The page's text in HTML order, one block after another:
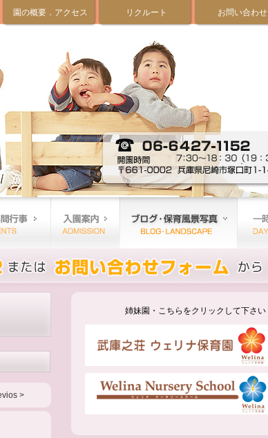
園の概要．アクセス リクルート お問い合わせ
>
姉妹園・こちらをクリックして下さい